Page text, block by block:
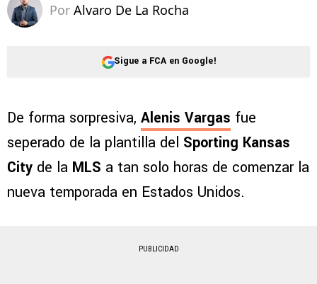
Por Alvaro De La Rocha
Sigue a FCA en Google!
De forma sorpresiva, Alenis Vargas fue
seperado de la plantilla del Sporting Kansas
City de la MLS a tan solo horas de comenzar la
nueva temporada en Estados Unidos.
PUBLICIDAD